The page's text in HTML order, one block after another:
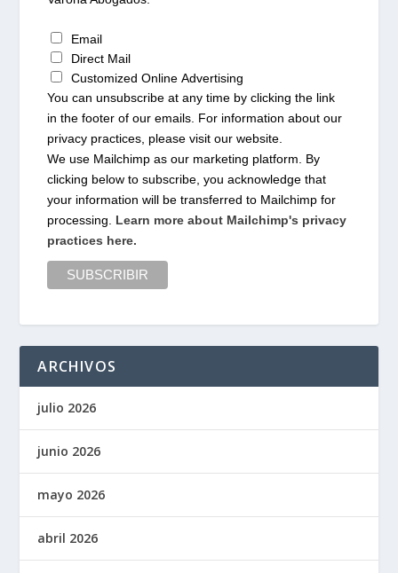
Email
Direct Mail
Customized Online Advertising
You can unsubscribe at any time by clicking the link
in the footer of our emails. For information about our
privacy practices, please visit our website.
We use Mailchimp as our marketing platform. By
clicking below to subscribe, you acknowledge that
your information will be transferred to Mailchimp for
processing. Learn more about Mailchimp's privacy
practices here.
ARCHIVOS
julio 2026
junio 2026
mayo 2026
abril 2026